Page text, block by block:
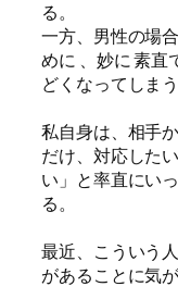
る。
一方、男性の場
めに 、妙に 素直
どくなってしま
私自身は、相手
だけ、対応した
い」と率直にい
る。
最近、こういう
があることに気